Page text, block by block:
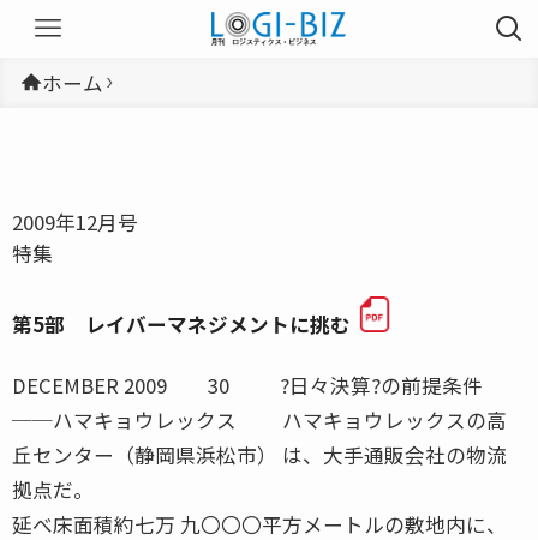
ホーム
2009年12月号
特集
第5部 レイバーマネジメントに挑む
DECEMBER 2009 30 ?日々決算?の前提条件
──ハマキョウレックス ハマキョウレックスの高
丘センター（静岡県浜松市） は、大手通販会社の物流
拠点だ。
延べ床面積約七万 九〇〇〇平方メートルの敷地内に、